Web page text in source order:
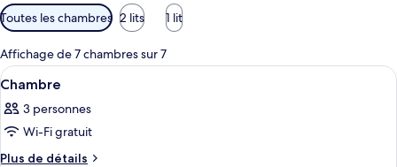
Filtres
disponibles
pour
les
chambres
Toutes les chambres 2 lits 1 lit
Affichage de 7 chambres sur 7
Afficher
toutes
les
photos
pour
Une chambre d’hôtel avec deux lits,
2
Chambre
3 personnes
Wi-Fi gratuit
Plus de détails
Plus